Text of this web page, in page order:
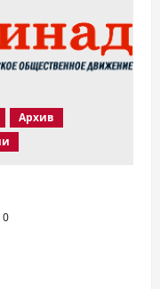
Архив
0